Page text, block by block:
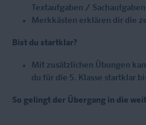
Textaufgaben /
Merkkästen erklären dir die
Bist du startklar?
Mit zusätzlichen Übungen
du für die 5. Klasse startklar
So gelingt der Übergang in die